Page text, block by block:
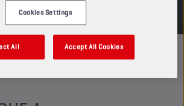
Cookies Settings
All Accept All Cookies